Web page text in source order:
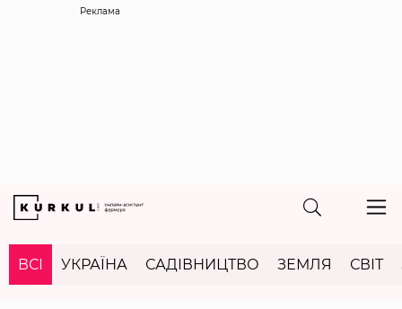
Реклама
ВСІ УКРАЇНА САДІВНИЦТВО ЗЕМЛЯ СВІТ